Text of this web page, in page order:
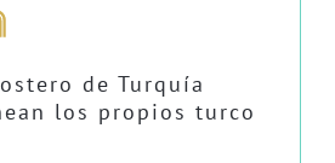
de Turquía
los propios turco